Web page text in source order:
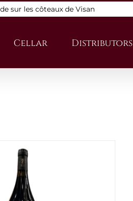
sur les côteaux de Visan
Cellar Distributors